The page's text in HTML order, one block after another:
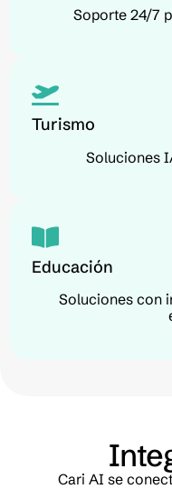
Soporte 24/7
Turismo
Soluciones
Educación
Soluciones con
Cari AI se